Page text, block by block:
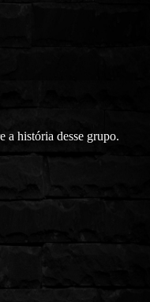
a história desse grupo.